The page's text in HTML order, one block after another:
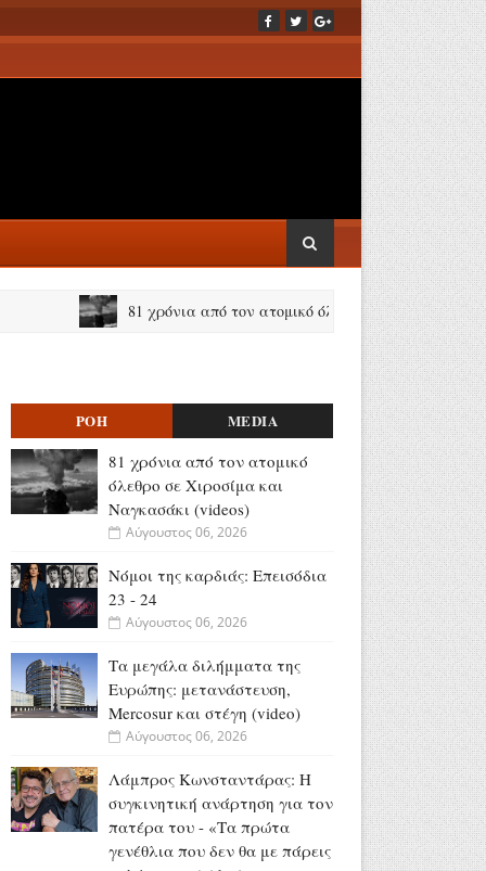
81 χρόνια από τον ατομικό όλεθρο σε Χιροσίμα και
ΡΟΗ MEDIA
81 χρόνια από τον ατομικό
όλεθρο σε Χιροσίμα και
Ναγκασάκι (videos)
Αύγουστος 06, 2026
Νόμοι της καρδιάς: Επεισόδια
23 - 24
Αύγουστος 06, 2026
Τα μεγάλα διλήμματα της
Ευρώπης: μετανάστευση,
Mercosur και στέγη (video)
Αύγουστος 06, 2026
Λάμπρος Κωνσταντάρας: H
συγκινητική ανάρτηση για τον
πατέρα του - «Τα πρώτα
γενέθλια που δεν θα με πάρεις